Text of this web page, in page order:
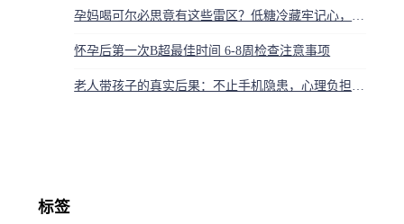
怀孕后第一次B超最佳时间 6-8周检查注意事项
标签